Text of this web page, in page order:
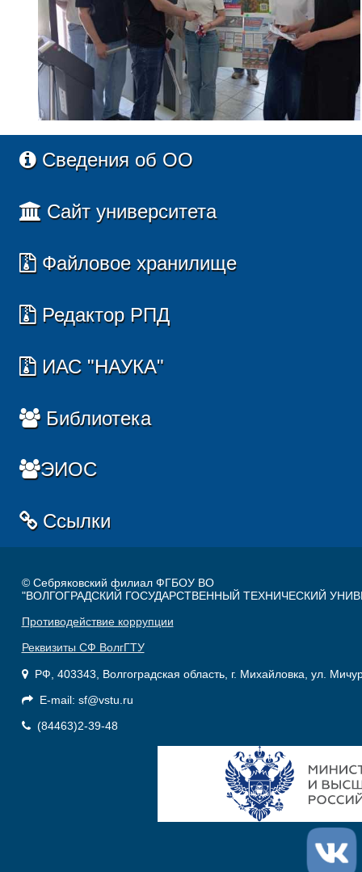
Сведения об ОО
Сайт университета
Файловое хранилище
Редактор РПД
ИАС "НАУКА"
Библиотека
ЭИОС
Ссылки
© Себряковский филиал ФГБОУ ВО
"ВОЛГОГРАДСКИЙ ГОСУДАРСТВЕННЫЙ ТЕХНИЧЕСКИЙ
Противодействие коррупции
Реквизиты СФ ВолгГТУ
РФ, 403343, Волгоградская область, г. Михайловка, ул.
E-mail: sf@vstu.ru
(84463)2-39-48